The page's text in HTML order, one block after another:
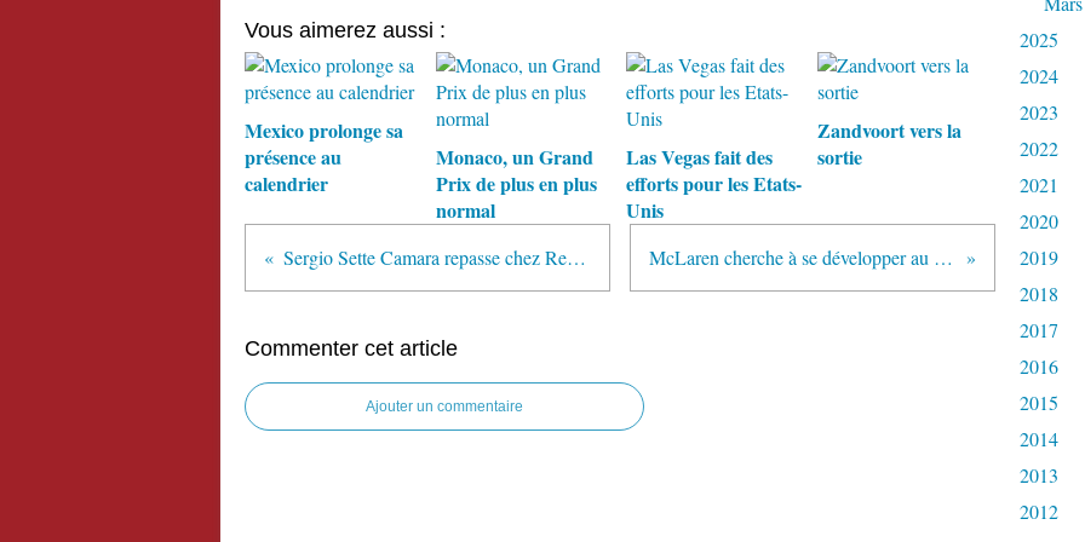
Vous aimerez aussi :
Mexico prolonge sa
présence au
calendrier
Monaco, un Grand
Prix de plus en plus
normal
Las Vegas fait des
efforts pour les Etats-
Unis
Zandvoort vers la
sortie
Sergio Sette Camara repasse chez Red Bull McLaren cherche à se développer au Japon
Commenter cet article
Ajouter un commentaire
2025
2024
2023
2022
2021
2020
2019
2018
2017
2016
2015
2014
2013
2012